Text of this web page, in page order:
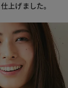
上げました。